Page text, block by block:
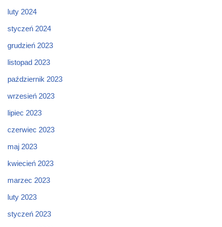
luty 2024
styczeń 2024
grudzień 2023
listopad 2023
październik 2023
wrzesień 2023
lipiec 2023
czerwiec 2023
maj 2023
kwiecień 2023
marzec 2023
luty 2023
styczeń 2023